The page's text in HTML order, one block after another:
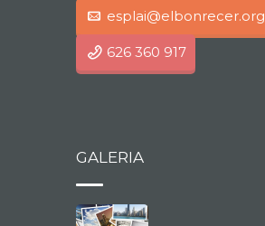
esplai@elbonrecer.org
626 360 917
GALERIA